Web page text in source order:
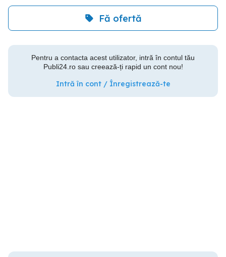
Fă ofertă
Pentru a contacta acest utilizator, intră în contul tău
Publi24.ro sau creează-ți rapid un cont nou!
Intră în cont / Înregistrează-te